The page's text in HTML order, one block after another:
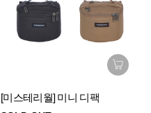
[미스테리월] 미니 디팩